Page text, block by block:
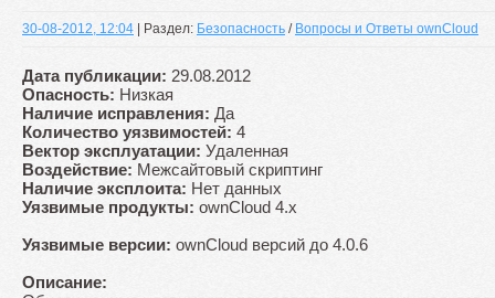
30-08-2012, 12:04 | Раздел: Безопасность / Вопросы и Ответы ownCloud
Дата публикации: 29.08.2012
Опасность: Низкая
Наличие исправления: Да
Количество уязвимостей: 4
Вектор эксплуатации: Удаленная
Воздействие: Межсайтовый скриптинг
Наличие эксплоита: Нет данных
Уязвимые продукты: ownCloud 4.x
Уязвимые версии: ownCloud версий до 4.0.6
Описание: